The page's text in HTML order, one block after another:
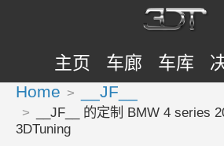
主页 车廊 车库
Home __JF__
__JF__ 的定制 BMW 4 series
3DTuning